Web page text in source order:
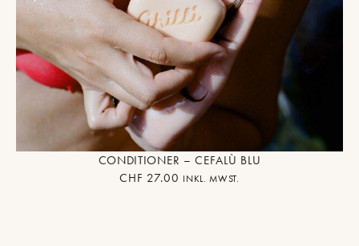
CONDITIONER – CEFALÙ BLU
CHF 27.00 INKL. MWST.